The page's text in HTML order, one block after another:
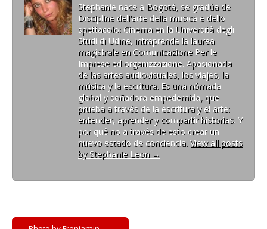
Stephanie nace a Bogotá, se gradúa de
Discipline dell'arte della musica e dello
spettacolo: Cinema en la Università degli
Studi di Udine, intraprende la laurea
magistrale en Comunicazione Per le
Imprese ed organizzazione. Apasionada
de las artes audiovisuales, los viajes, la
música y la escritura. Es una nómada
global y soñadora empedernida, que
prueba a través de la escritura y el arte:
entender, aprender y compartir historias. Y
por qué no a través de esto crear un
nuevo estado de conciencia. View all posts
by Stephanie Leon →
Post